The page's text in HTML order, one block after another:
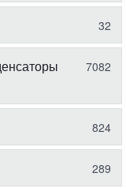
32
7082
824
289